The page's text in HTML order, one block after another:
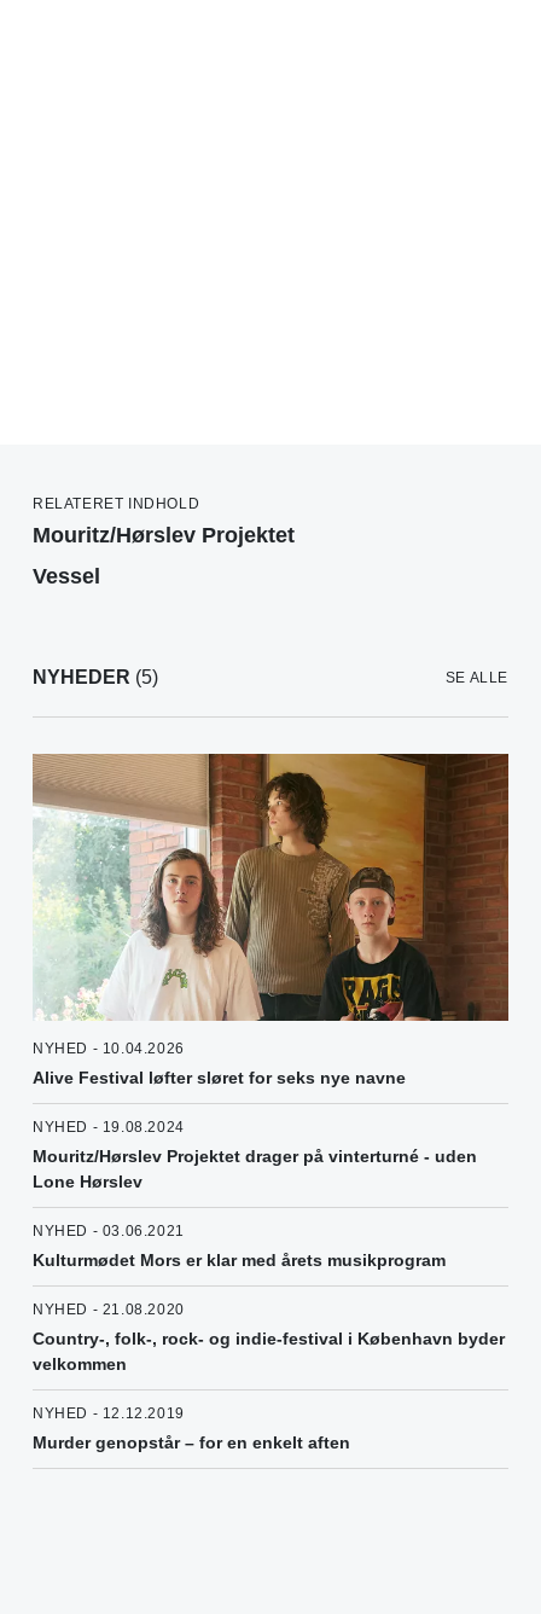
RELATERET INDHOLD
Mouritz/Hørslev Projektet
Vessel
NYHEDER (5) SE ALLE
NYHED - 10.04.2026
Alive Festival løfter sløret for seks nye navne
NYHED - 19.08.2024
Mouritz/Hørslev Projektet drager på vinterturné - uden
Lone Hørslev
NYHED - 03.06.2021
Kulturmødet Mors er klar med årets musikprogram
NYHED - 21.08.2020
Country-, folk-, rock- og indie-festival i København byder
velkommen
NYHED - 12.12.2019
Murder genopstår – for en enkelt aften